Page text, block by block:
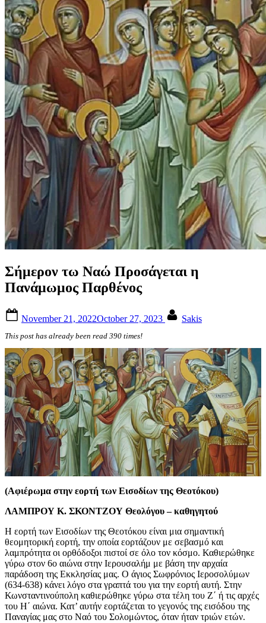
Σήμερον τω Ναώ Προσάγεται η
Πανάμωμος Παρθένος
on
November 21, 2022October 27, 2023 Sakis
This post has already been read 390 times!
(Αφιέρωμα στην εορτή των Εισοδίων της Θεοτόκου)
ΛΑΜΠΡΟΥ Κ. ΣΚΟΝΤΖΟΥ Θεολόγου – καθηγητού
Η εορτή των Εισοδίων της Θεοτόκου είναι μια σημαντική
θεομητορική εορτή, την οποία εορτάζουν με σεβασμό και
λαμπρότητα οι ορθόδοξοι πιστοί σε όλο τον κόσμο. Καθιερώθηκε
γύρω στον 6ο αιώνα στην Ιερουσαλήμ με βάση την αρχαία
παράδοση της Εκκλησίας μας. Ο άγιος Σωφρόνιος Ιεροσολύμων
(634-638) κάνει λόγο στα γραπτά του για την εορτή αυτή. Στην
Κωνσταντινούπολη καθιερώθηκε γύρω στα τέλη του Ζ΄ ή τις αρχές
του Η΄ αιώνα. Κατ’ αυτήν εορτάζεται το γεγονός της εισόδου της
Παναγίας μας στο Ναό του Σολομώντος, όταν ήταν τριών ετών.